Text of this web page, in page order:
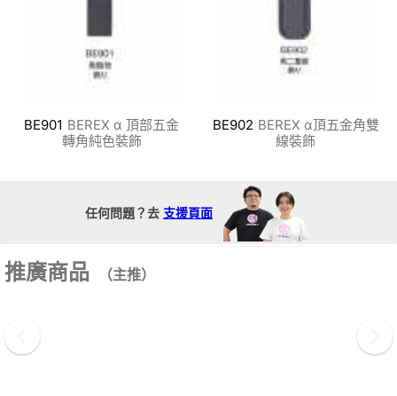
BE901 BEREX α 頂部五金
轉角純色裝飾
BE902 BEREX α頂五金角雙
線裝飾
任何問題？去 支援頁面
推廣商品 （主推）